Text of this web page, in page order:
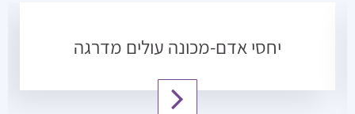
יחסי אדם-מכונה עולים מדרגה